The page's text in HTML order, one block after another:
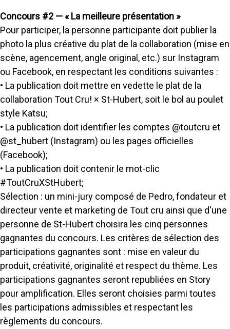
Concours #2 — « La meilleure présentation »
Pour participer, la personne participante doit publier la
photo la plus créative du plat de la collaboration (mise en
scène, agencement, angle original, etc.) sur Instagram
ou Facebook, en respectant les conditions suivantes :
• La publication doit mettre en vedette le plat de la
collaboration Tout Cru! × St-Hubert, soit le bol au poulet
style Katsu;
• La publication doit identifier les comptes @toutcru et
@st_hubert (Instagram) ou les pages officielles
(Facebook);
• La publication doit contenir le mot-clic
#ToutCruXStHubert;
Sélection : un mini-jury composé de Pedro, fondateur et
directeur vente et marketing de Tout cru ainsi que d'une
personne de St-Hubert choisira les cinq personnes
gagnantes du concours. Les critères de sélection des
participations gagnantes sont : mise en valeur du
produit, créativité, originalité et respect du thème. Les
participations gagnantes seront republiées en Story
pour amplification. Elles seront choisies parmi toutes
les participations admissibles et respectant les
règlements du concours.